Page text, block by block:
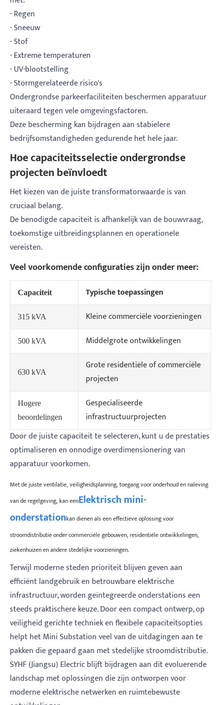
- Regen
- Sneeuw
- Stof
- Extreme temperaturen
- UV-blootstelling
- Stormgerelateerde risico's
Ondergrondse parkeerfaciliteiten beschermen apparatuur
uiteraard tegen vele omgevingsfactoren.
Deze bescherming kan bijdragen aan stabielere
bedrijfsomstandigheden gedurende het hele jaar.
Hoe capaciteitsselectie ondergrondse
projecten beïnvloedt
Het kiezen van de juiste transformatorwaarde is van
cruciaal belang.
De benodigde capaciteit is afhankelijk van de bouwvraag,
toekomstige uitbreidingsplannen en operationele
vereisten.
Veel voorkomende configuraties zijn onder meer:
Capaciteit Typische toepassingen
315 kVA Kleine commerciële voorzieningen
500 kVA Middelgrote ontwikkelingen
630 kVA
Grote residentiële of commerciële
projecten
Hogere
beoordelingen
Gespecialiseerde
infrastructuurprojecten
Door de juiste capaciteit te selecteren, kunt u de prestaties
optimaliseren en onnodige overdimensionering van
apparatuur voorkomen.
Met de juiste ventilatie, veiligheidsplanning, toegang voor onderhoud en naleving
van de regelgeving, kan eenElektrisch mini-
onderstationkan dienen als een effectieve oplossing voor
stroomdistributie onder commerciële gebouwen, residentiële ontwikkelingen,
ziekenhuizen en andere stedelijke voorzieningen.
Terwijl moderne steden prioriteit blijven geven aan
efficiënt landgebruik en betrouwbare elektrische
infrastructuur, worden geïntegreerde onderstations een
steeds praktischere keuze. Door een compact ontwerp, op
veiligheid gerichte techniek en flexibele capaciteitsopties
helpt het Mini Substation veel van de uitdagingen aan te
pakken die gepaard gaan met stedelijke stroomdistributie.
SYHF (Jiangsu) Electric blijft bijdragen aan dit evoluerende
landschap met oplossingen die zijn ontworpen voor
moderne elektrische netwerken en ruimtebewuste